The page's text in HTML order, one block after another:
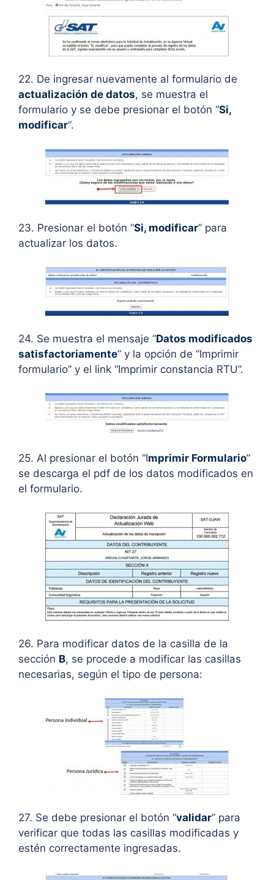
22. De ingresar nuevamente al formulario de
actualización de datos, se muestra el
formulario y se debe presionar el botón “Si,
modificar“.
23. Presionar el botón “Si, modificar” para
actualizar los datos.
24. Se muestra el mensaje “Datos modificados
satisfactoriamente” y la opción de “Imprimir
formulario” y el link “Imprimir constancia RTU”.
25. Al presionar el botón “Imprimir Formulario”
se descarga el pdf de los datos modificados en
el formulario.
26. Para modificar datos de la casilla de la
sección B, se procede a modificar las casillas
necesarias, según el tipo de persona:
27. Se debe presionar el botón “validar” para
verificar que todas las casillas modificadas y
estén correctamente ingresadas.